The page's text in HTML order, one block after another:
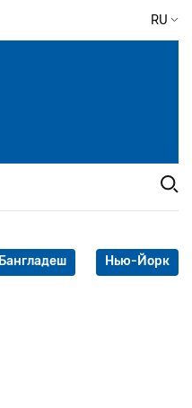
RU
Бангладеш Нью-Йорк